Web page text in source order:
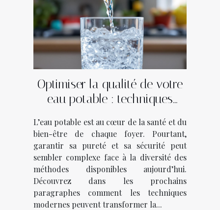
Optimiser la qualité de votre
eau potable : techniques
L’eau potable est au cœur de la santé et du
bien-être de chaque foyer. Pourtant,
garantir sa pureté et sa sécurité peut
sembler complexe face à la diversité des
méthodes disponibles aujourd’hui.
Découvrez dans les prochains
paragraphes comment les techniques
modernes peuvent transformer la...